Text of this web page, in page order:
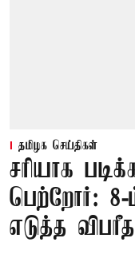
தமிழக செய்திகள்
சரியாக
பெற்றோர்:
எடுத்த விபரீத